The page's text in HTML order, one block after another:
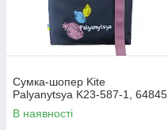
Сумка-шопер Kite
Palyanytsya K23-587-1, 64845
В наявності